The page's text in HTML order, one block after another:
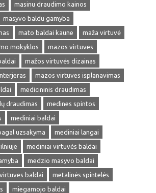
masinu draudimo kainos
masyvo baldu gamyba
mato baldai kaune
maža virtuvė
mokyklos
mazos virtuves
mažos virtuvės dizainas
mazos virtuves isplanavimas
medicininis draudimas
draudimas
medines spintos
mediniai baldai
uzsakyma
mediniai langai
mediniai virtuvės baldai
medzio masyvo baldai
baldai
metalinės spintelės
miegamojo baldai